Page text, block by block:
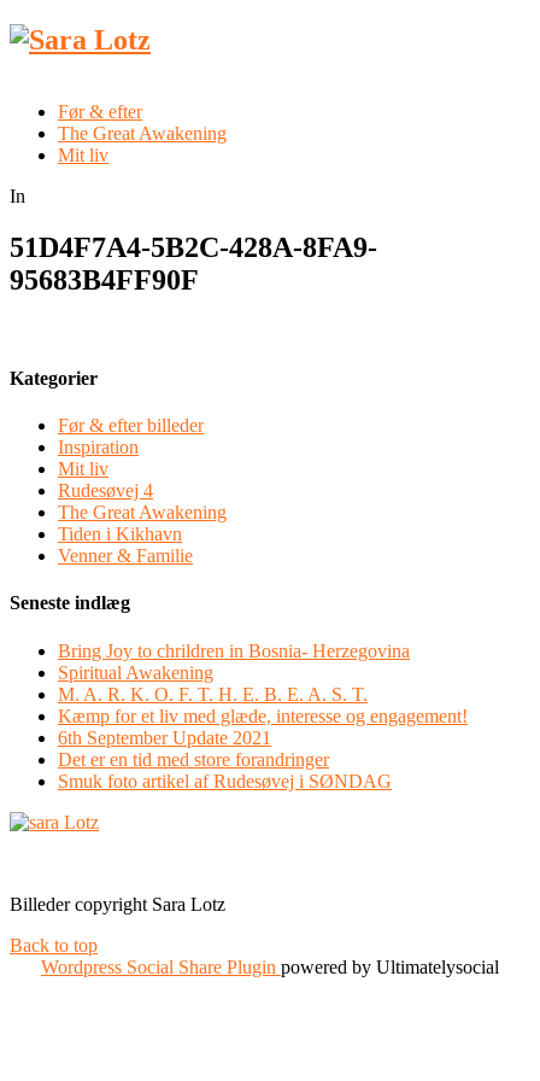
Før & efter
The Great Awakening
Mit liv
In
51D4F7A4-5B2C-428A-8FA9-
95683B4FF90F
Kategorier
Før & efter billeder
Inspiration
Mit liv
Rudesøvej 4
The Great Awakening
Tiden i Kikhavn
Venner & Familie
Seneste indlæg
Bring Joy to chrildren in Bosnia- Herzegovina
Spiritual Awakening
M. A. R. K. O. F. T. H. E. B. E. A. S. T.
Kæmp for et liv med glæde, interesse og engagement!
6th September Update 2021
Det er en tid med store forandringer
Smuk foto artikel af Rudesøvej i SØNDAG
Billeder copyright Sara Lotz
Back to top
Wordpress Social Share Plugin powered by Ultimatelysocial